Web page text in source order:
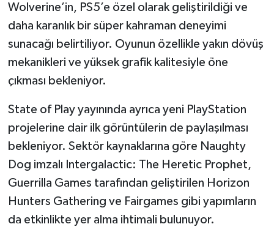
Wolverine’in, PS5’e özel olarak geliştirildiği ve
daha karanlık bir süper kahraman deneyimi
sunacağı belirtiliyor. Oyunun özellikle yakın dövüş
mekanikleri ve yüksek grafik kalitesiyle öne
çıkması bekleniyor.
State of Play yayınında ayrıca yeni PlayStation
projelerine dair ilk görüntülerin de paylaşılması
bekleniyor. Sektör kaynaklarına göre Naughty
Dog imzalı Intergalactic: The Heretic Prophet,
Guerrilla Games tarafından geliştirilen Horizon
Hunters Gathering ve Fairgames gibi yapımların
da etkinlikte yer alma ihtimali bulunuyor.
Yaşam
Yemek Tarifleri